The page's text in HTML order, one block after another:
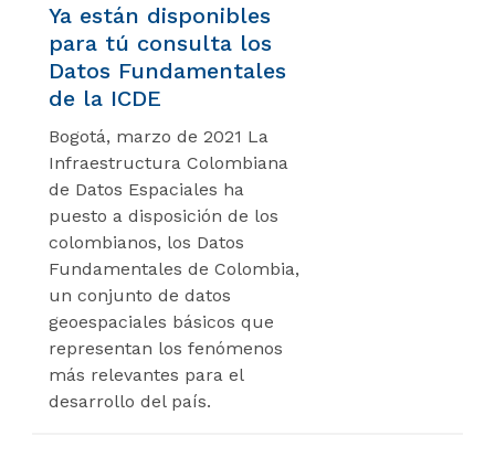
Ya están disponibles
para tú consulta los
Datos Fundamentales
de la ICDE
Bogotá, marzo de 2021 La
Infraestructura Colombiana
de Datos Espaciales ha
puesto a disposición de los
colombianos, los Datos
Fundamentales de Colombia,
un conjunto de datos
geoespaciales básicos que
representan los fenómenos
más relevantes para el
desarrollo del país.